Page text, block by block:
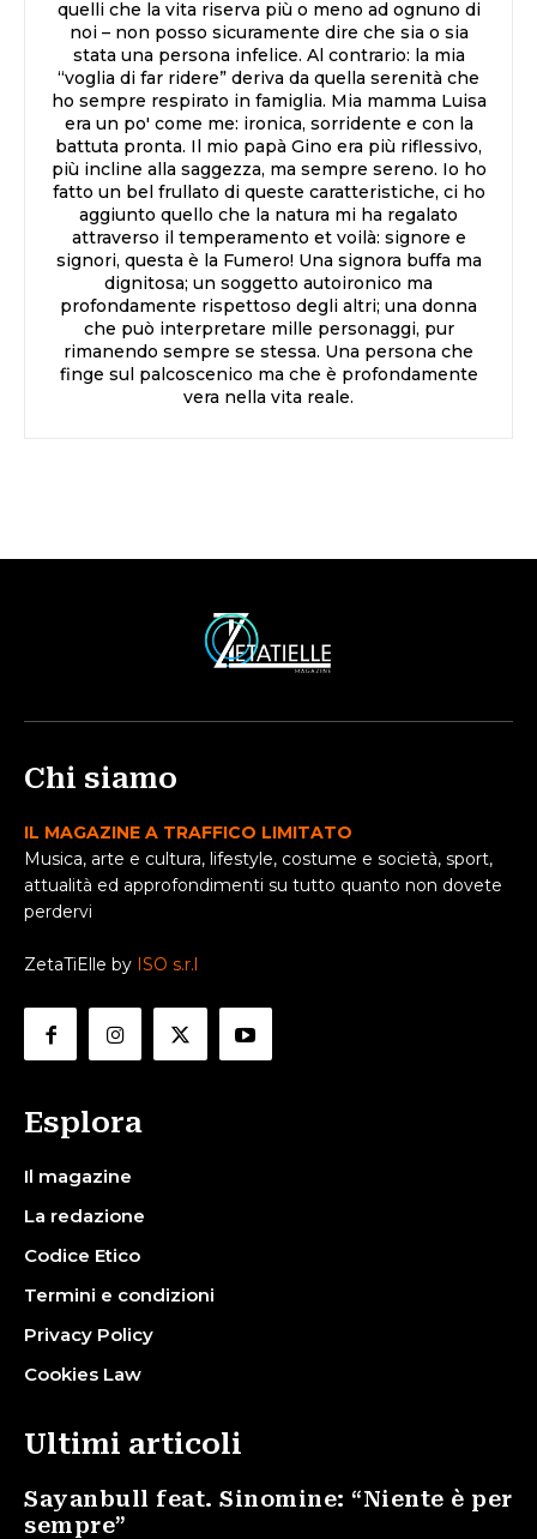
quelli che la vita riserva più o meno ad ognuno di
noi – non posso sicuramente dire che sia o sia
stata una persona infelice. Al contrario: la mia
“voglia di far ridere” deriva da quella serenità che
ho sempre respirato in famiglia. Mia mamma Luisa
era un po' come me: ironica, sorridente e con la
battuta pronta. Il mio papà Gino era più riflessivo,
più incline alla saggezza, ma sempre sereno. Io ho
fatto un bel frullato di queste caratteristiche, ci ho
aggiunto quello che la natura mi ha regalato
attraverso il temperamento et voilà: signore e
signori, questa è la Fumero! Una signora buffa ma
dignitosa; un soggetto autoironico ma
profondamente rispettoso degli altri; una donna
che può interpretare mille personaggi, pur
rimanendo sempre se stessa. Una persona che
finge sul palcoscenico ma che è profondamente
vera nella vita reale.
Chi siamo
IL MAGAZINE A TRAFFICO LIMITATO
Musica, arte e cultura, lifestyle, costume e società, sport,
attualità ed approfondimenti su tutto quanto non dovete
perdervi
ZetaTiElle by ISO s.r.l
Esplora
Il magazine
La redazione
Codice Etico
Termini e condizioni
Privacy Policy
Cookies Law
Ultimi articoli
Sayanbull feat. Sinomine: “Niente è per
sempre”